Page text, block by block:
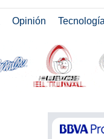
Opinión Tecnología